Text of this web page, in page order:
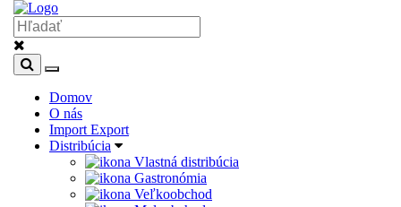
Domov
O nás
Import Export
Distribúcia
Vlastná distribúcia
Gastronómia
Veľkoobchod